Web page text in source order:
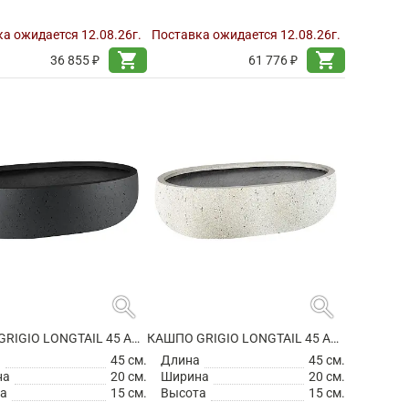
ожидается 12.08.26г.
36 855 ₽
shopping_cart
Поставка ожидается 12.08.26г.
61 776 ₽
shopping_cart
search
КАШПО GRIGIO LONGTAIL 45 ANTHRACITE
45 см.
20 см.
15 см.
search
КАШПО GRIGIO LONGTAIL 45 ANTIQUE WHITE
Длина
45 см.
Ширина
20 см.
Высота
15 см.